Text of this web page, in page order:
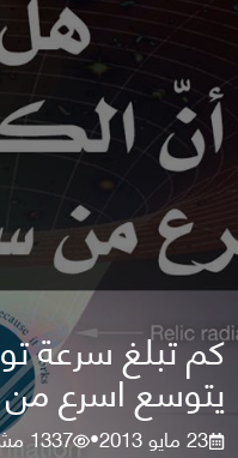
كم تبلغ سرعة
يتوسع اسرع
23 مايو 2013 •
1337